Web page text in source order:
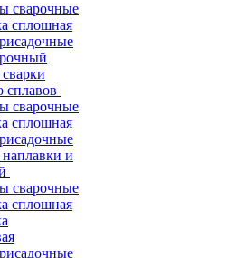
сварочные
сплошная
сплавов
сварочные
сплошная
и
сварочные
сплошная